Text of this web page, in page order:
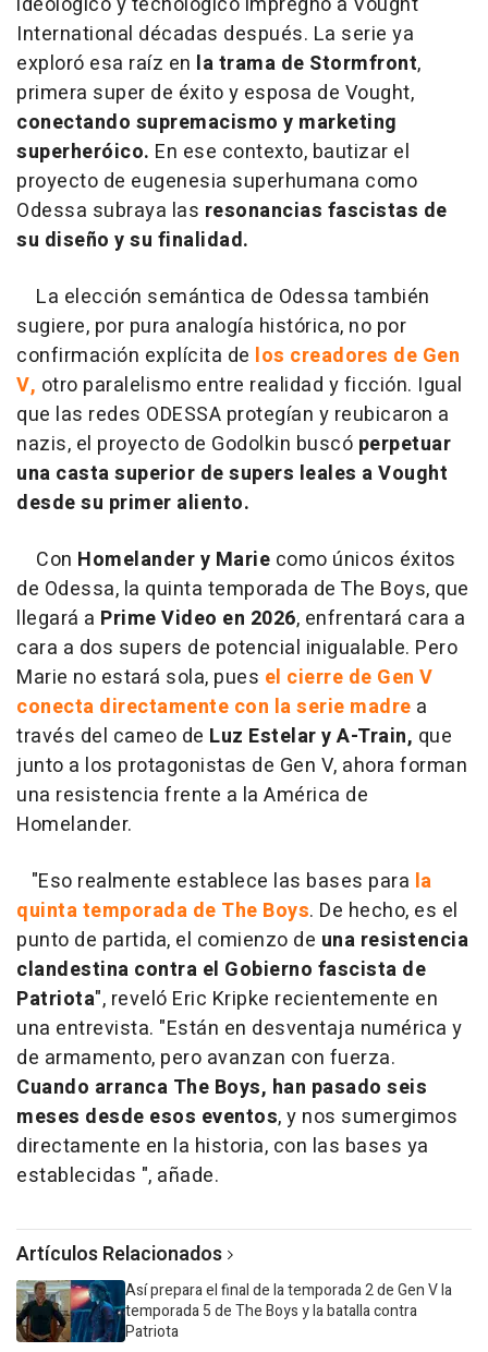
International décadas después. La serie ya
exploró esa raíz en la trama de Stormfront,
primera super de éxito y esposa de Vought,
conectando supremacismo y marketing
superheróico. En ese contexto, bautizar el
proyecto de eugenesia superhumana como
Odessa subraya las resonancias fascistas de
su diseño y su finalidad.
La elección semántica de Odessa también
sugiere, por pura analogía histórica, no por
confirmación explícita de los creadores de Gen
V, otro paralelismo entre realidad y ficción. Igual
que las redes ODESSA protegían y reubicaron a
nazis, el proyecto de Godolkin buscó perpetuar
una casta superior de supers leales a Vought
desde su primer aliento.
Con Homelander y Marie como únicos éxitos
de Odessa, la quinta temporada de The Boys, que
llegará a Prime Video en 2026, enfrentará cara a
cara a dos supers de potencial inigualable. Pero
Marie no estará sola, pues el cierre de Gen V
conecta directamente con la serie madre a
través del cameo de Luz Estelar y A-Train, que
junto a los protagonistas de Gen V, ahora forman
una resistencia frente a la América de
Homelander.
"Eso realmente establece las bases para la
quinta temporada de The Boys. De hecho, es el
punto de partida, el comienzo de una resistencia
clandestina contra el Gobierno fascista de
Patriota", reveló Eric Kripke recientemente en
una entrevista. "Están en desventaja numérica y
de armamento, pero avanzan con fuerza.
Cuando arranca The Boys, han pasado seis
meses desde esos eventos, y nos sumergimos
directamente en la historia, con las bases ya
establecidas ", añade.
Artículos Relacionados
Así prepara el final de la temporada 2 de Gen V la
temporada 5 de The Boys y la batalla contra
Patriota